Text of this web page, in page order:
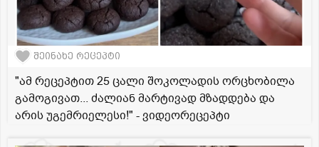
შეინახე რეცეპტი
"ამ რეცეპტით 25 ცალი შოკოლადის ორცხობილა
გამოგივათ... ძალიან მარტივად მზადდება და
არის უგემრიელესი!" - ვიდეორეცეპტი